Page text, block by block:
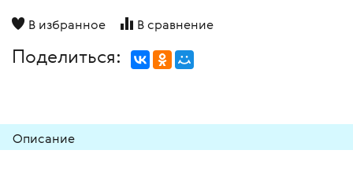
В избранное В сравнение
Поделиться:
Описание